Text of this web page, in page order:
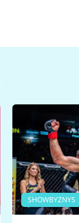
SHOWBYZNYS